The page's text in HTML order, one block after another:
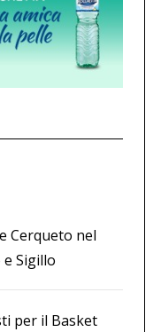
Cerqueto nel
Sigillo
per il Basket